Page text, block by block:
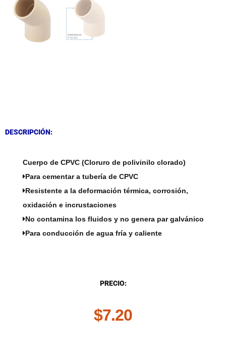
DESCRIPCIÓN:
Cuerpo de CPVC (Cloruro de polivinilo clorado)
Para cementar a tubería de CPVC
Resistente a la deformación térmica, corrosión,
oxidación e incrustaciones
No contamina los fluidos y no genera par galvánico
Para conducción de agua fría y caliente
PRECIO:
$7.20